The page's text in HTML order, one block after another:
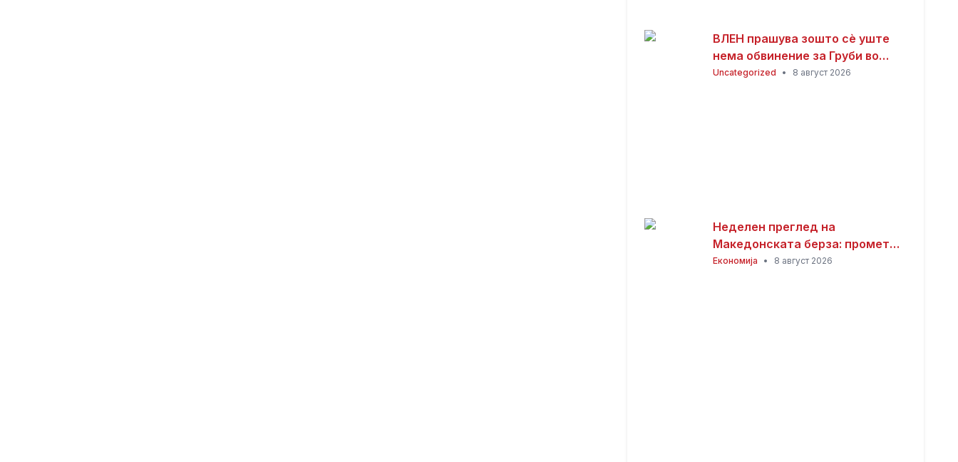
ВЛЕН прашува зошто сè уште
нема обвинение за Груби во
случајот „Лотарија“
Uncategorized • 8 август 2026
Неделен преглед на
Македонската берза: промет
од 101,01 милиони денари,
Економија • 8 август 2026